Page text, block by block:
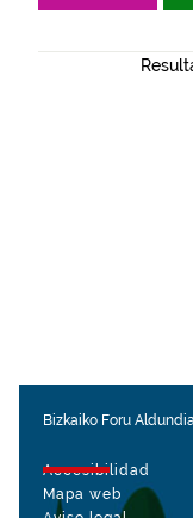
Bizkaiko Foru
Accesibilidad
Mapa web